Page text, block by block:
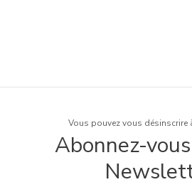
Vous pouvez vous désinscrire
Abonnez-